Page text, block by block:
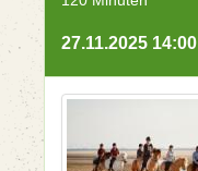
27.11.2025 14:00